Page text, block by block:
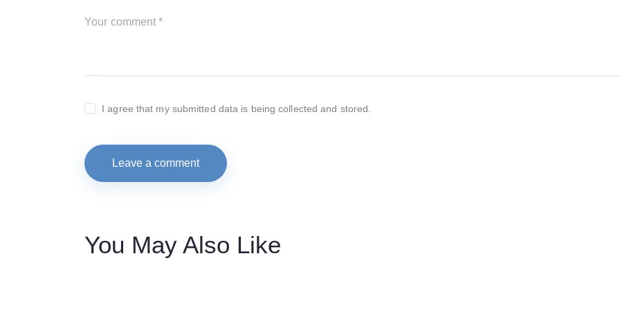
I agree that my submitted data is being collected and stored.
You May Also Like